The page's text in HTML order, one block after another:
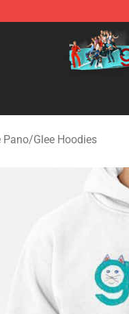
- Official Glee Merchandise
Pano/Glee Hoodies